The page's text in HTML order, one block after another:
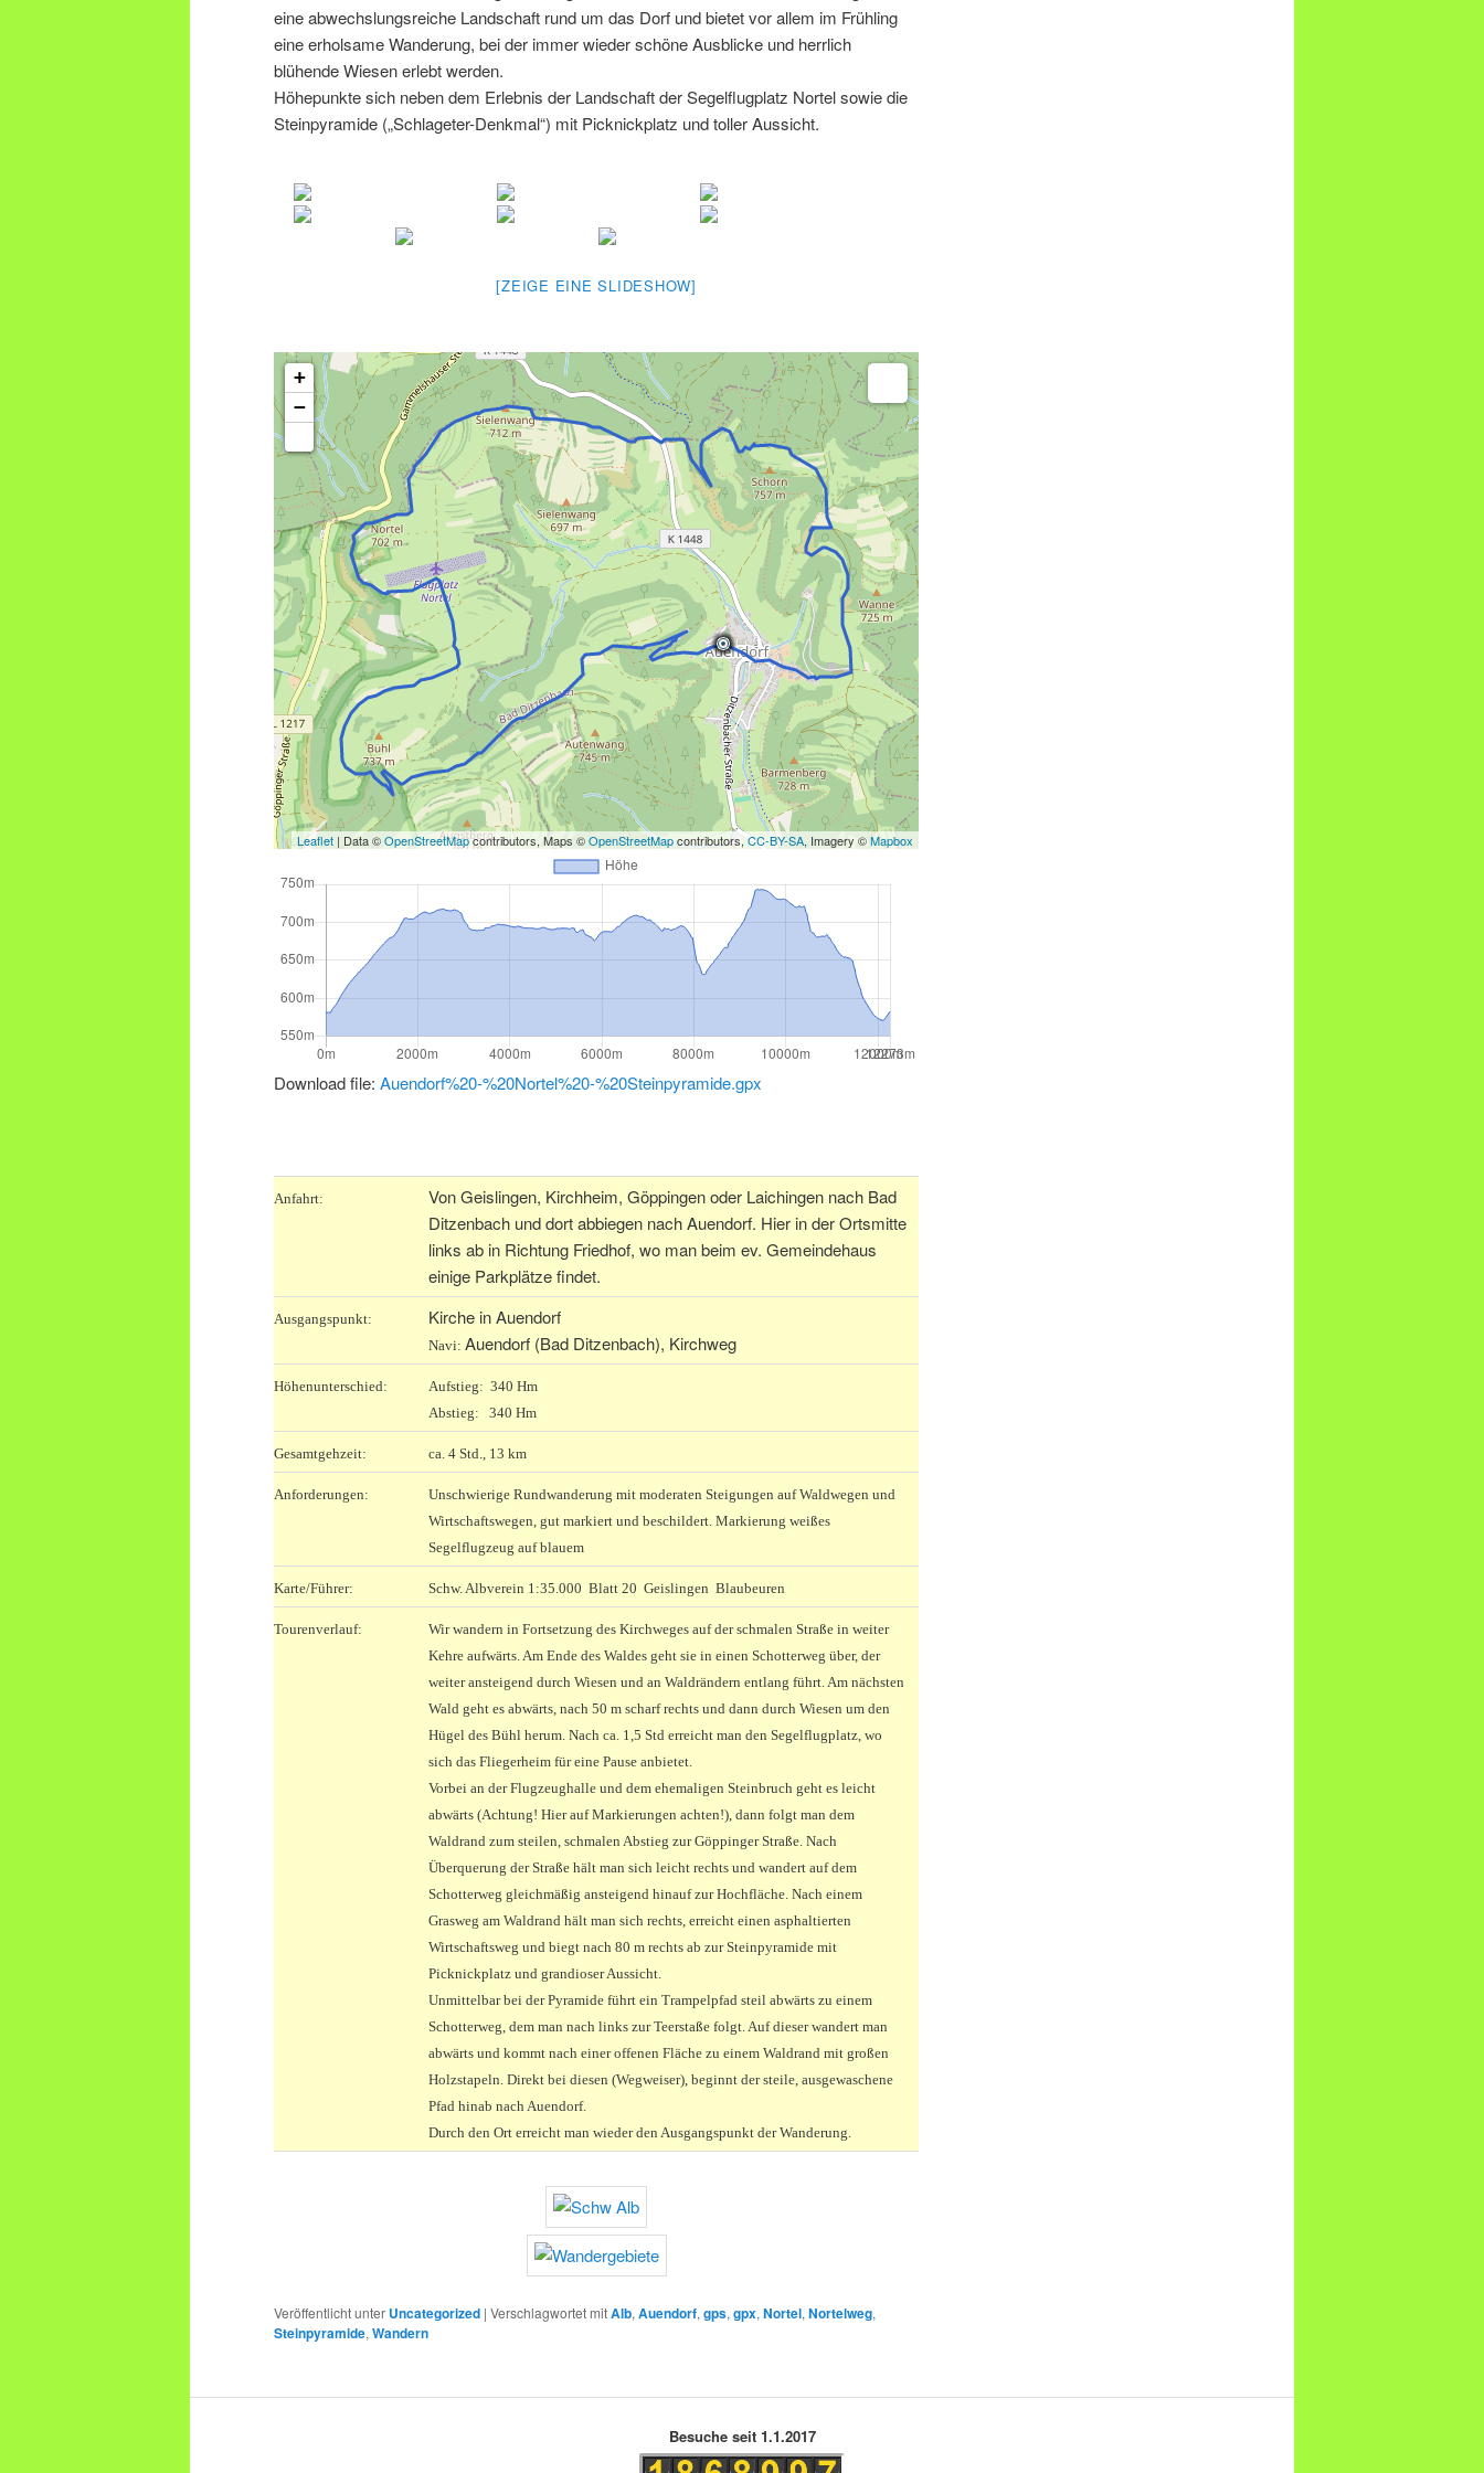
eine abwechslungsreiche Landschaft rund um das Dorf und bietet vor allem im Frühling
eine erholsame Wanderung, bei der immer wieder schöne Ausblicke und herrlich
blühende Wiesen erlebt werden.
Höhepunkte sich neben dem Erlebnis der Landschaft der Segelflugplatz Nortel sowie die
Steinpyramide („Schlageter-Denkmal“) mit Picknickplatz und toller Aussicht.
[ZEIGE EINE SLIDESHOW]
+
−
Leaflet | Data ©OpenStreetMapcontributors, Maps ©OpenStreetMapcontributors,CC-BY-SA, Imagery ©Mapbox
Download file: Auendorf%20-%20Nortel%20-%20Steinpyramide.gpx
Anfahrt:
Von Geislingen, Kirchheim, Göppingen oder Laichingen nach Bad
Ditzenbach und dort abbiegen nach Auendorf. Hier in der Ortsmitte
links ab in Richtung Friedhof, wo man beim ev. Gemeindehaus
einige Parkplätze findet.
Ausgangspunkt: Kirche in Auendorf
Navi: Auendorf (Bad Ditzenbach), Kirchweg
Höhenunterschied:
Aufstieg: 340 Hm
Abstieg: 340 Hm
Gesamtgehzeit: ca. 4 Std., 13 km
Anforderungen:
Unschwierige Rundwanderung mit moderaten Steigungen auf Waldwegen und
Wirtschaftswegen, gut markiert und beschildert. Markierung weißes
Segelflugzeug auf blauem
Karte/Führer: Schw. Albverein 1:35.000 Blatt 20 Geislingen Blaubeuren
Tourenverlauf:
Wir wandern in Fortsetzung des Kirchweges auf der schmalen Straße in weiter
Kehre aufwärts. Am Ende des Waldes geht sie in einen Schotterweg über, der
weiter ansteigend durch Wiesen und an Waldrändern entlang führt. Am nächsten
Wald geht es abwärts, nach 50 m scharf rechts und dann durch Wiesen um den
Hügel des Bühl herum. Nach ca. 1,5 Std erreicht man den Segelflugplatz, wo
sich das Fliegerheim für eine Pause anbietet.
Vorbei an der Flugzeughalle und dem ehemaligen Steinbruch geht es leicht
abwärts (Achtung! Hier auf Markierungen achten!), dann folgt man dem
Waldrand zum steilen, schmalen Abstieg zur Göppinger Straße. Nach
Überquerung der Straße hält man sich leicht rechts und wandert auf dem
Schotterweg gleichmäßig ansteigend hinauf zur Hochfläche. Nach einem
Grasweg am Waldrand hält man sich rechts, erreicht einen asphaltierten
Wirtschaftsweg und biegt nach 80 m rechts ab zur Steinpyramide mit
Picknickplatz und grandioser Aussicht.
Unmittelbar bei der Pyramide führt ein Trampelpfad steil abwärts zu einem
Schotterweg, dem man nach links zur Teerstaße folgt. Auf dieser wandert man
abwärts und kommt nach einer offenen Fläche zu einem Waldrand mit großen
Holzstapeln. Direkt bei diesen (Wegweiser), beginnt der steile, ausgewaschene
Pfad hinab nach Auendorf.
Durch den Ort erreicht man wieder den Ausgangspunkt der Wanderung.
Veröffentlicht unter Uncategorized | Verschlagwortet mitAlb, Auendorf, gps, gpx, Nortel, Nortelweg,
Steinpyramide, Wandern
Besuche seit 1.1.2017